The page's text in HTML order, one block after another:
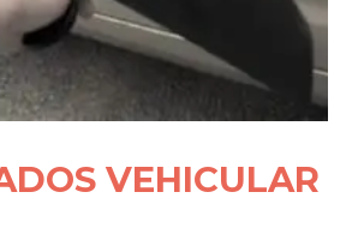
VEHICULAR